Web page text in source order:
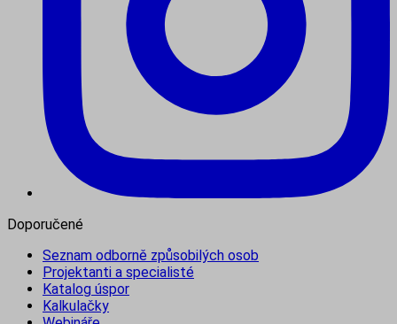
Doporučené
Seznam odborně způsobilých osob
Projektanti a specialisté
Katalog úspor
Kalkulačky